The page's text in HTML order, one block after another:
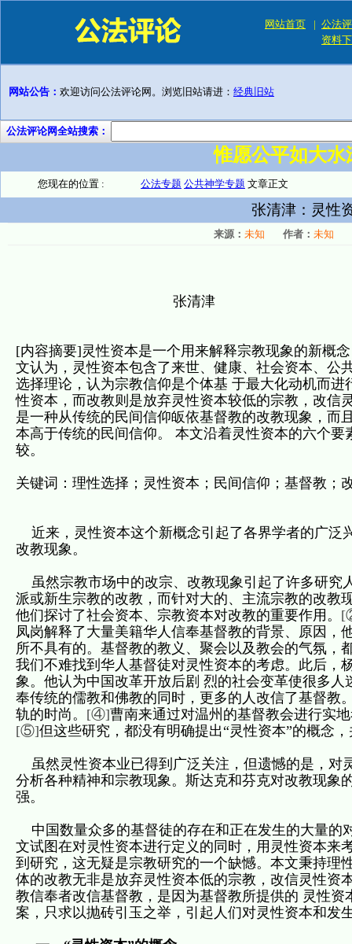
网站首页 | 公法
资料
网站公告： 欢迎访问公法评论网。浏览旧站请进： 经典旧站
公法评论网全站搜索：
惟愿公平如大
您现在的位置 : 公法专题 公共神学专题 文章正文
张清津：灵性
来源： 未知 作者： 未知
张清津
[内容摘要]灵性资本是一个用来解释宗教现象的新概
文认为，灵性资本包含了来世、健康、社会资本、公
选择理论，认为宗教信仰是个体基 于最大化动机而
性资本，而改教则是放弃灵性资本较低的宗教，改信
是一种从传统的民间信仰皈依基督教的改教现象，而
本高于传统的民间信仰。 本文沿着灵性资本的六个
较。
关键词：理性选择；灵性资本；民间信仰；基督教；
近来，灵性资本这个新概念引起了各界学者的广泛
改教现象。
虽然宗教市场中的改宗、改教现象引起了许多研究
派或新生宗教的改教，而针对大的、主流宗教的改教
他们探讨了社会资本、宗教资本对改教的重要作用。
凤岗解释了大量美籍华人信奉基督教的背景、原因
所不具有的。基督教的教义、聚会以及教会的气氛，
我们不难找到华人基督徒对灵性资本的考虑。此后，
象。他认为中国改革开放后剧 烈的社会变革使很多
奉传统的儒教和佛教的同时，更多的人改信了基督教
轨的时尚。 [④]曹南来通过对温州的基督教会进行实
[⑤]但这些研究，都没有明确提出“灵性资本”的概念
虽然灵性资本业已得到广泛关注，但遗憾的是，对
分析各种精神和宗教现象。斯达克和芬克对改教现象
强。
中国数量众多的基督徒的存在和正在发生的大量的
文试图在对灵性资本进行定义的同时，用灵性资本来
到研究，这无疑是宗教研究的一个缺憾。本文秉持理
体的改教无非是放弃灵性资本低的宗教，改信灵性资
教信奉者改信基督教，是因为基督教所提供的 灵性
案，只求以抛砖引玉之举，引起人们对灵性资本和发